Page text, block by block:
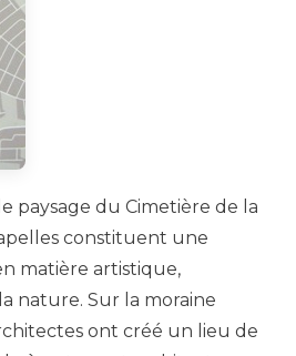
paysage du Cimetière de la
constituent une
matière artistique,
nature. Sur la moraine
ont créé un lieu de